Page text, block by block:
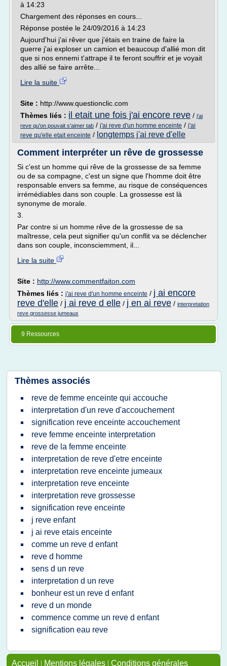
à 14:23
Chargement des réponses en cours...
Réponse postée le 24/09/2016 à 14:23
Aujourd'hui j'ai rêver que j'étais en traine de faire la
guerre j'ai exploser un camion et beaucoup d'allié mon dit
que si nos ennemi t'attrape il te feront souffrir et je voyait
des allié se faire arrête...
Lire la suite
Site : http://www.questionclic.com
Thèmes liés : il etait une fois j'ai encore reve / j'ai
reve qu'on pouvait s'aimer tab / j'ai reve d'un homme enceinte / j'ai
reve qu'elle etait enceinte / longtemps j'ai reve d'elle
Comment interpréter un rêve de grossesse
Si c'est un homme qui rêve de la grossesse de sa femme
ou de sa compagne, c'est un signe que l'homme doit être
responsable envers sa femme, au risque de conséquences
irrémédiables dans son couple. La grossesse est là
synonyme de morale.
3.
Par contre si un homme rêve de la grossesse de sa
maîtresse, cela peut signifier qu'un conflit va se déclencher
dans son couple, inconsciemment, il...
Lire la suite
Site : http://www.commentfaiton.com
Thèmes liés : j'ai reve d'un homme enceinte / j ai encore
reve d'elle / j ai reve d elle / j en ai reve / interpretation
reve grossesse jumeaux
9 Ressources
Thèmes associés
reve de femme enceinte qui accouche
interpretation d'un reve d'accouchement
signification reve enceinte accouchement
reve femme enceinte interpretation
reve de la femme enceinte
interpretation de reve d'etre enceinte
interpretation reve enceinte jumeaux
interpretation reve enceinte
interpretation reve grossesse
signification reve enceinte
j reve enfant
j ai reve etais enceinte
comme un reve d enfant
reve d homme
sens d un reve
interpretation d un reve
bonheur est un reve d enfant
reve d un monde
commence comme un reve d enfant
signification eau reve
Accueil | Mentions légales | Conditions générales